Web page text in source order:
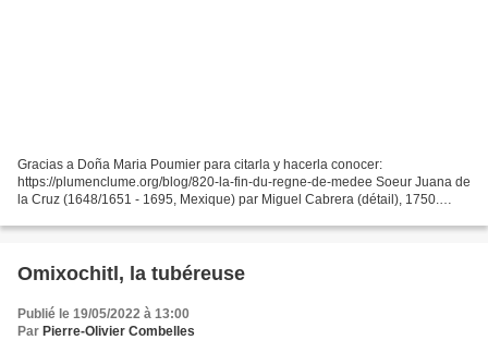
Gracias a Doña Maria Poumier para citarla y hacerla conocer:
https://plumenclume.org/blog/820-la-fin-du-regne-de-medee Soeur Juana de
la Cruz (1648/1651 - 1695, Mexique) par Miguel Cabrera (détail), 1750.
https://es.wikipedia.org/wiki/Sor_Juana_In%C3%A9s_de_la_Cruz...
Omixochitl, la tubéreuse
Publié le 19/05/2022 à 13:00
Par Pierre-Olivier Combelles